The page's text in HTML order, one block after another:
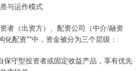
与运作模式
者（出资方）、配资公司（中介/融资
化配资**中，资金被分为三个层级：
保守型投资者或固定收益产品，享有优先